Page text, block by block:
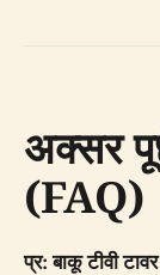
अक्सर
(FAQ)
प्र: बाकू टीवी